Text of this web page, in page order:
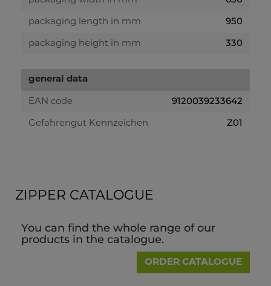
packaging length in mm 950
packaging height in mm 330
general data
EAN code 9120039233642
Gefahrengut Kennzeichen Z01
ZIPPER CATALOGUE
You can find the whole range of our
products in the catalogue.
ORDER CATALOGUE